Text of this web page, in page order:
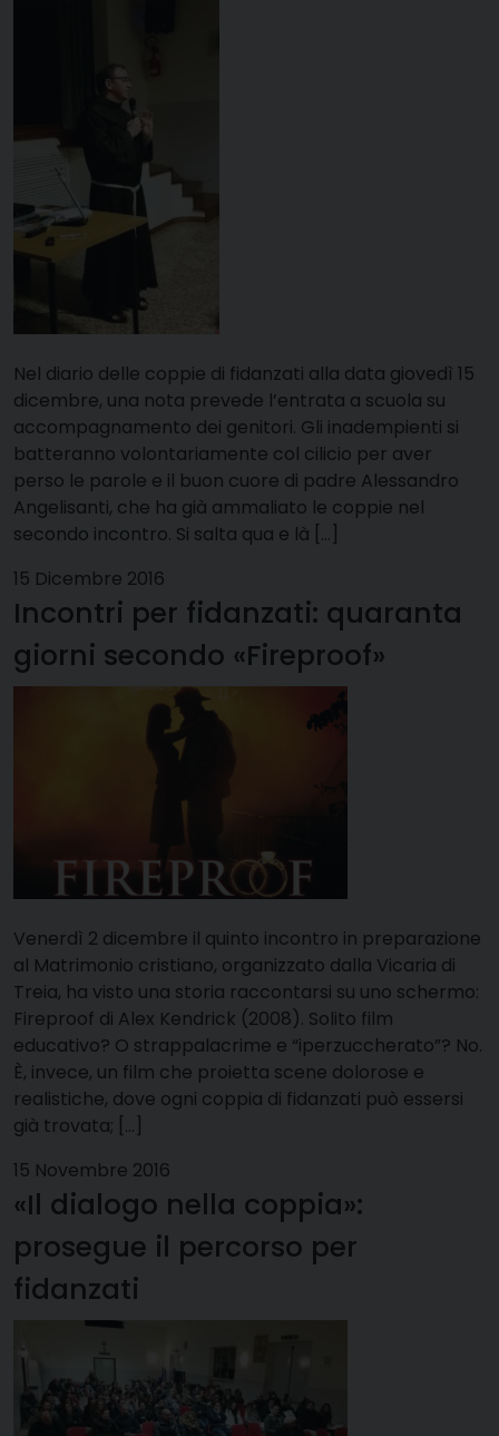
Nel diario delle coppie di fidanzati alla data giovedì 15
dicembre, una nota prevede l’entrata a scuola su
accompagnamento dei genitori. Gli inadempienti si
batteranno volontariamente col cilicio per aver
perso le parole e il buon cuore di padre Alessandro
Angelisanti, che ha già ammaliato le coppie nel
secondo incontro. Si salta qua e là […]
15 Dicembre 2016
Incontri per fidanzati: quaranta
giorni secondo «Fireproof»
Venerdì 2 dicembre il quinto incontro in preparazione
al Matrimonio cristiano, organizzato dalla Vicaria di
Treia, ha visto una storia raccontarsi su uno schermo:
Fireproof di Alex Kendrick (2008). Solito film
educativo? O strappalacrime e “iperzuccherato”? No.
È, invece, un film che proietta scene dolorose e
realistiche, dove ogni coppia di fidanzati può essersi
già trovata; […]
15 Novembre 2016
«Il dialogo nella coppia»:
prosegue il percorso per
fidanzati